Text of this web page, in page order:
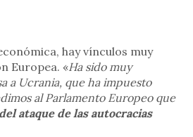
hay vínculos muy
Europea. «Ha sido muy
a Ucrania, que ha impuesto
al Parlamento Europeo que
ataque de las autocracias